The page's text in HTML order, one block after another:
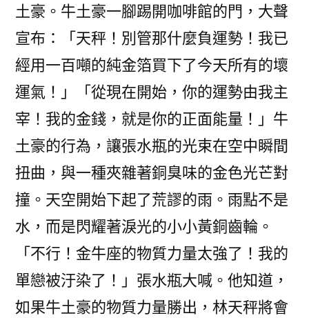
土豪。牛土豪一腳踢開咖啡館的門，大聲
宣布：「天秤！別管那什麼負運勢！我已
經用一百噸的純金箔買下了今天所有的壞
運氣！」「從現在開始，你的運勢由我主
宰！我的金錢，就是你的正面能量！」牛
土豪的行為，讓張水瓶的光束在空中瞬間
扭曲，與一種夾雜著銅臭味的金色光芒對
撞。天空開始下起了荒謬的雨。雨點不是
水，而是閃耀著淚光的小小黃銅齒輪。
「不行！金牛座的物質力量太強了！我的
單戀被汙染了！」張水瓶大喊。他知道，
如果牛土豪的物質力量勝出，林天秤將會